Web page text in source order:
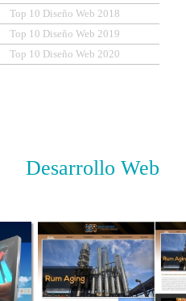
Top 10 Diseño Web 2018
Top 10 Diseño Web 2019
Top 10 Diseño Web 2020
Desarrollo Web